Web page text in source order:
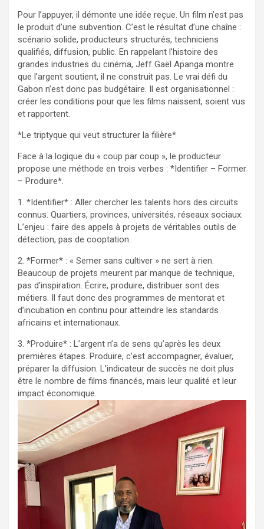
Pour l’appuyer, il démonte une idée reçue. Un film n’est pas
le produit d’une subvention. C’est le résultat d’une chaîne :
scénario solide, producteurs structurés, techniciens
qualifiés, diffusion, public. En rappelant l’histoire des
grandes industries du cinéma, Jeff Gaël Apanga montre
que l’argent soutient, il ne construit pas. Le vrai défi du
Gabon n’est donc pas budgétaire. Il est organisationnel :
créer les conditions pour que les films naissent, soient vus
et rapportent.
*Le triptyque qui veut structurer la filière*
Face à la logique du « coup par coup », le producteur
propose une méthode en trois verbes : *Identifier – Former
– Produire*.
1. *Identifier* : Aller chercher les talents hors des circuits
connus. Quartiers, provinces, universités, réseaux sociaux.
L’enjeu : faire des appels à projets de véritables outils de
détection, pas de cooptation.
2. *Former* : « Semer sans cultiver » ne sert à rien.
Beaucoup de projets meurent par manque de technique,
pas d’inspiration. Écrire, produire, distribuer sont des
métiers. Il faut donc des programmes de mentorat et
d’incubation en continu pour atteindre les standards
africains et internationaux.
3. *Produire* : L’argent n’a de sens qu’après les deux
premières étapes. Produire, c’est accompagner, évaluer,
préparer la diffusion. L’indicateur de succès ne doit plus
être le nombre de films financés, mais leur qualité et leur
impact économique.